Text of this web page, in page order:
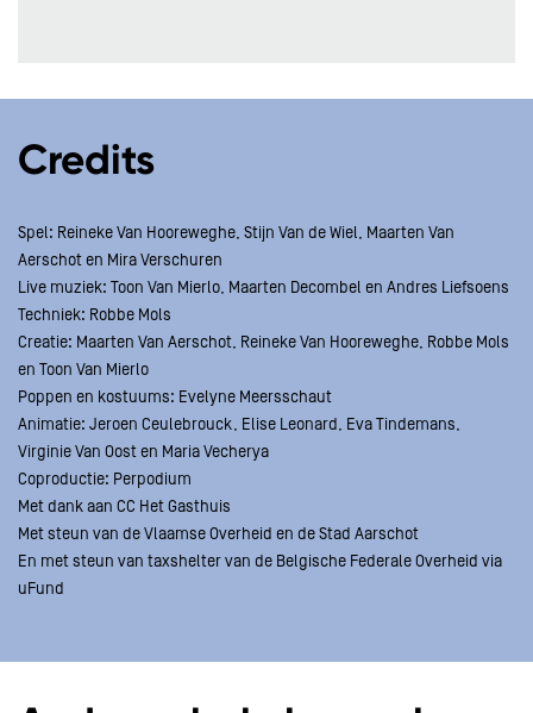
Credits
Spel: Reineke Van Hooreweghe, Stijn Van de Wiel, Maarten Van
Aerschot en Mira Verschuren
Live muziek: Toon Van Mierlo, Maarten Decombel en Andres Liefsoens
Techniek: Robbe Mols
Creatie: Maarten Van Aerschot, Reineke Van Hooreweghe, Robbe Mols
en Toon Van Mierlo
Poppen en kostuums: Evelyne Meersschaut
Animatie: Jeroen Ceulebrouck, Elise Leonard, Eva Tindemans,
Virginie Van Oost en Maria Vecherya
Coproductie: Perpodium
Met dank aan CC Het Gasthuis
Met steun van de Vlaamse Overheid en de Stad Aarschot
En met steun van taxshelter van de Belgische Federale Overheid via
uFund